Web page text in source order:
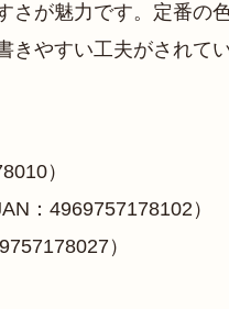
が魅力です。定番の
やすい工夫がされて
）
：4969757178102）
）